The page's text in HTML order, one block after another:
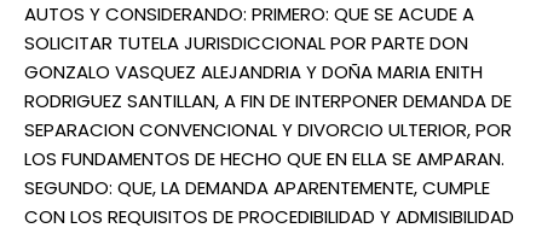
AUTOS Y CONSIDERANDO: PRIMERO: QUE SE ACUDE A
SOLICITAR TUTELA JURISDICCIONAL POR PARTE DON
GONZALO VASQUEZ ALEJANDRIA Y DOÑA MARIA ENITH
RODRIGUEZ SANTILLAN, A FIN DE INTERPONER DEMANDA DE
SEPARACION CONVENCIONAL Y DIVORCIO ULTERIOR, POR
LOS FUNDAMENTOS DE HECHO QUE EN ELLA SE AMPARAN.
SEGUNDO: QUE, LA DEMANDA APARENTEMENTE, CUMPLE
CON LOS REQUISITOS DE PROCEDIBILIDAD Y ADMISIBILIDAD